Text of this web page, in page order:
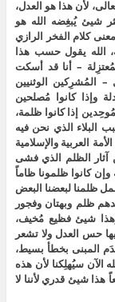
لأن هذا هو العدل،
شيئ يُبغِضه الله هو
كلام الفخر الرازي
الله يقول حسب هذا
– أنا قد أسكت
المُشرِكين الوثنيين
وإذا كانوا مُصلحين
إذا كانوا ظلمة،
البلاء الذي نحن فيه
العربية والإسلامية
آثار الظلم الذي فشى
وإن كانوا ظلمونا ظاماً
ظلمنا لبعضنا البعض
ظلم وبهتان وفجور
وهذا شيئ فظيع مُخيف،
حس العدل ولا تشعر
المبنى بخطأ بسيط،
الآن سيُهلِكنا لأن هذه
هذا شيئ قدري لأننا لا